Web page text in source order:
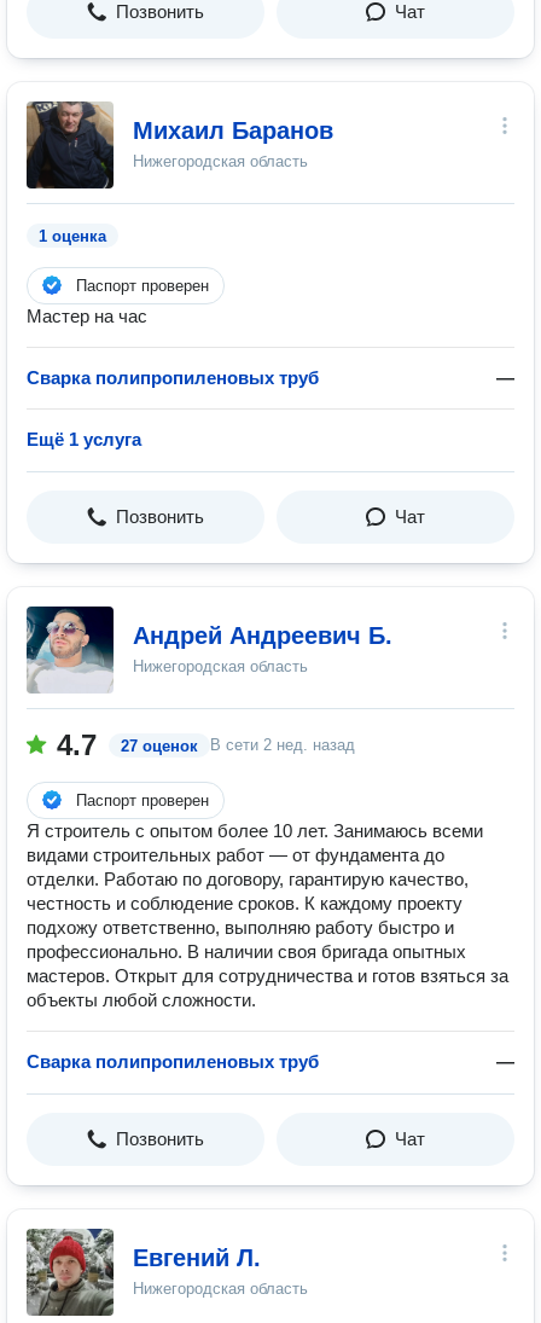
Позвонить Чат
Михаил Баранов
Нижегородская область
1 оценка
Паспорт проверен
Мастер на час
Сварка полипропиленовых труб —
Ещё 1 услуга
Позвонить Чат
Андрей Андреевич Б.
Нижегородская область
4.7 27 оценок В сети 2 нед. назад
Паспорт проверен
Я строитель с опытом более 10 лет. Занимаюсь всеми
видами строительных работ — от фундамента до
отделки. Работаю по договору, гарантирую качество,
честность и соблюдение сроков. К каждому проекту
подхожу ответственно, выполняю работу быстро и
профессионально. В наличии своя бригада опытных
мастеров. Открыт для сотрудничества и готов взяться за
объекты любой сложности.
Сварка полипропиленовых труб —
Позвонить Чат
Евгений Л.
Нижегородская область